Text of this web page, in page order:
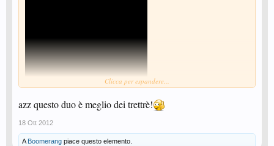
Visualizza: http://youtu.be/YOE87g856k8
Clicca per espandere...
azz questo duo è meglio dei trettrè!
18 Ott 2012
A Boomerang piace questo elemento.